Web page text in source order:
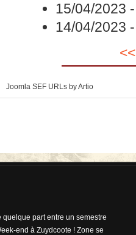
15/04/2023
14/04/2023
Joomla SEF URLs by Artio
part entre un semestre
end à Zuydcoote ! Zone se